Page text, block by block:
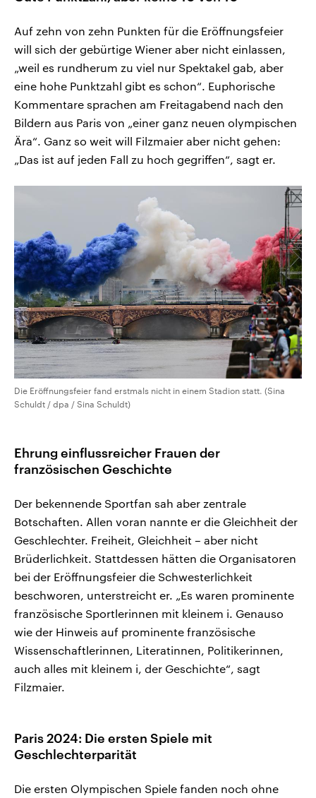
Auf zehn von zehn Punkten für die Eröffnungsfeier
will sich der gebürtige Wiener aber nicht einlassen,
„weil es rundherum zu viel nur Spektakel gab, aber
eine hohe Punktzahl gibt es schon“. Euphorische
Kommentare sprachen am Freitagabend nach den
Bildern aus Paris von „einer ganz neuen olympischen
Ära“. Ganz so weit will Filzmaier aber nicht gehen:
„Das ist auf jeden Fall zu hoch gegriffen“, sagt er.
Die Eröffnungsfeier fand erstmals nicht in einem Stadion statt. (Sina
Schuldt / dpa / Sina Schuldt)
Ehrung einflussreicher Frauen der
französischen Geschichte
Der bekennende Sportfan sah aber zentrale
Botschaften. Allen voran nannte er die Gleichheit der
Geschlechter. Freiheit, Gleichheit – aber nicht
Brüderlichkeit. Stattdessen hätten die Organisatoren
bei der Eröffnungsfeier die Schwesterlichkeit
beschworen, unterstreicht er. „Es waren prominente
französische Sportlerinnen mit kleinem i. Genauso
wie der Hinweis auf prominente französische
Wissenschaftlerinnen, Literatinnen, Politikerinnen,
auch alles mit kleinem i, der Geschichte“, sagt
Filzmaier.
Paris 2024: Die ersten Spiele mit
Geschlechterparität
Die ersten Olympischen Spiele fanden noch ohne